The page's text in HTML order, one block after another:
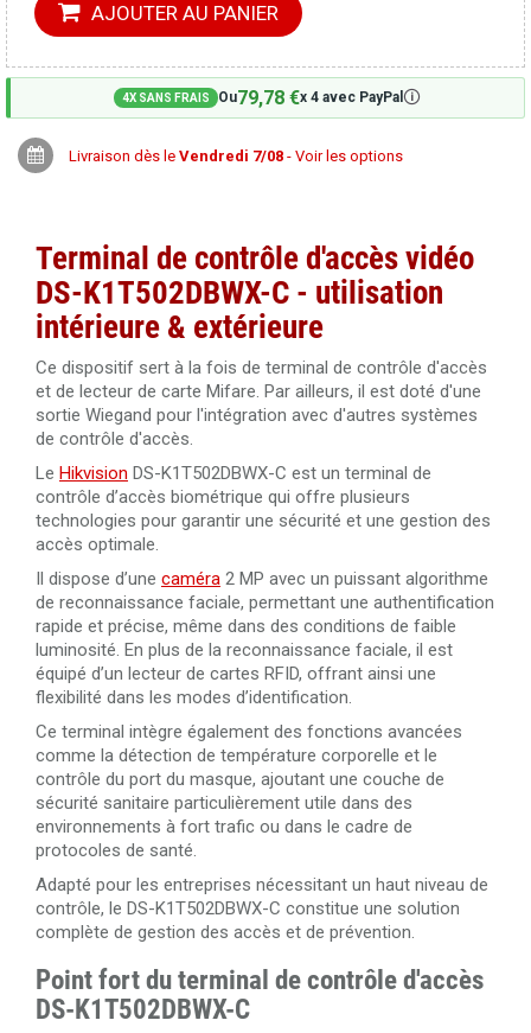
AJOUTER AU PANIER
4X SANS FRAIS Ou79,78 €x 4 avec PayPal 🛈
Livraison dès le Vendredi 7/08 - Voir les options
Terminal decontrôle d'accèsvidéo
DS-K1T502DBWX-C - utilisation
intérieure & extérieure
Ce dispositif sert à la fois de terminal de contrôle d'accès
et de lecteur de carte Mifare. Par ailleurs, il est doté d'une
sortie Wiegand pour l'intégration avec d'autres systèmes
de contrôle d'accès.
Le Hikvision DS-K1T502DBWX-C est un terminal de
contrôle d’accès biométrique qui offre plusieurs
technologies pour garantir une sécurité et une gestion des
accès optimale.
Il dispose d’une caméra 2 MP avec un puissant algorithme
de reconnaissance faciale, permettant une authentification
rapide et précise, même dans des conditions de faible
luminosité. En plus de la reconnaissance faciale, il est
équipé d’un lecteur de cartes RFID, offrant ainsi une
flexibilité dans les modes d’identification.
Ce terminal intègre également des fonctions avancées
comme la détection de température corporelle et le
contrôle du port du masque, ajoutant une couche de
sécurité sanitaire particulièrement utile dans des
environnements à fort trafic ou dans le cadre de
protocoles de santé.
Adapté pour les entreprises nécessitant un haut niveau de
contrôle, le DS-K1T502DBWX-C constitue une solution
complète de gestion des accès et de prévention.
Point fort du terminal de contrôle d'accès
DS-K1T502DBWX-C